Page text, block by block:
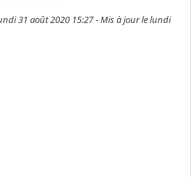
31 août 2020 15:27 - Mis à jour le lundi